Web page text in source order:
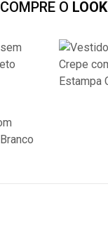
COMPRE O LOOK